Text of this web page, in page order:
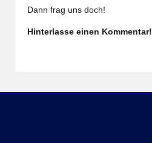
Dann frag uns doch!
Hinterlasse einen Kommentar!